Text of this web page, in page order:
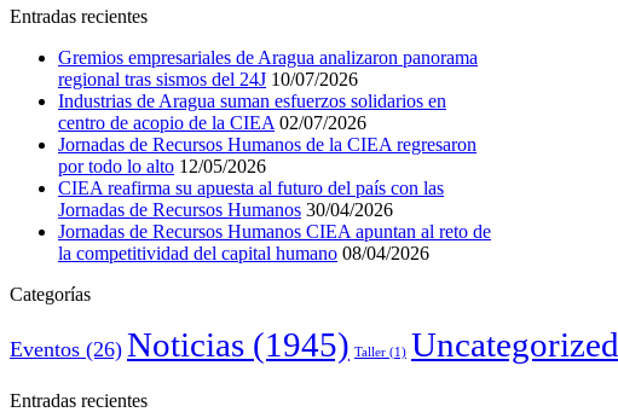
Entradas recientes
Gremios empresariales de Aragua analizaron panorama
regional tras sismos del 24J 10/07/2026
Industrias de Aragua suman esfuerzos solidarios en
centro de acopio de la CIEA 02/07/2026
Jornadas de Recursos Humanos de la CIEA regresaron
por todo lo alto 12/05/2026
CIEA reafirma su apuesta al futuro del país con las
Jornadas de Recursos Humanos 30/04/2026
Jornadas de Recursos Humanos CIEA apuntan al reto de
la competitividad del capital humano 08/04/2026
Categorías
Eventos (26) Noticias (1945) Taller (1) Uncategorized
Entradas recientes